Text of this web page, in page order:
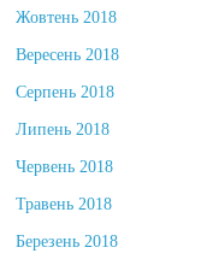
Жовтень 2018
Вересень 2018
Серпень 2018
Липень 2018
Червень 2018
Травень 2018
Березень 2018